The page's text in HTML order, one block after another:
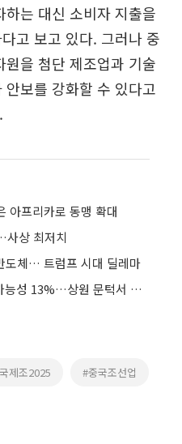
는 대신 소비자 지출을
고 보고 있다. 그러나 중
을 첨단 제조업과 기술
보를 강화할 수 있다고
아프리카로 동맹 확대
상 최저치
도체… 트럼프 시대 딜레마
美 클래리티 법안 연내 통과 가능성 13%…상원 문턱서 제동
제조2025 #중국조선업